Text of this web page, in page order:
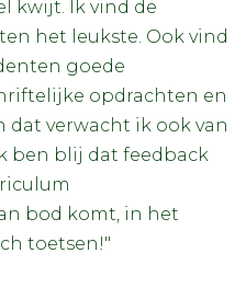
kwijt. Ik vind de
het leukste. Ook vind
goede
opdrachten en
dat verwacht ik ook van
ben blij dat feedback
bod komt, in het
toetsen!"